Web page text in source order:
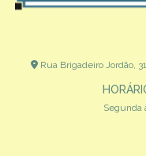
Rua Brigadeiro Jordão,
Segunda